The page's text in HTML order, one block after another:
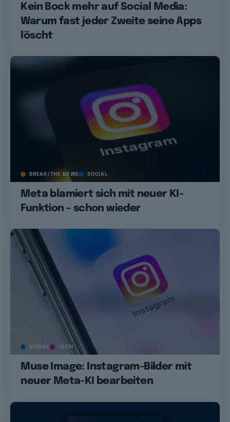
Kein Bock mehr auf Social Media:
Warum fast jeder Zweite seine Apps
löscht
BREAK/THE NEWS SOCIAL
Meta blamiert sich mit neuer KI-
Funktion – schon wieder
SOCIAL TECH
Muse Image: Instagram-Bilder mit
neuer Meta-KI bearbeiten